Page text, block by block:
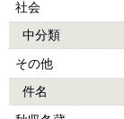
社会
中分類
その他
件名